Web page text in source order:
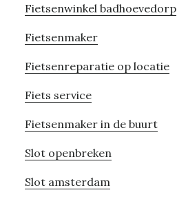
Fietsenwinkel badhoevedorp
Fietsenmaker
Fietsenreparatie op locatie
Fiets service
Fietsenmaker in de buurt
Slot openbreken
Slot amsterdam